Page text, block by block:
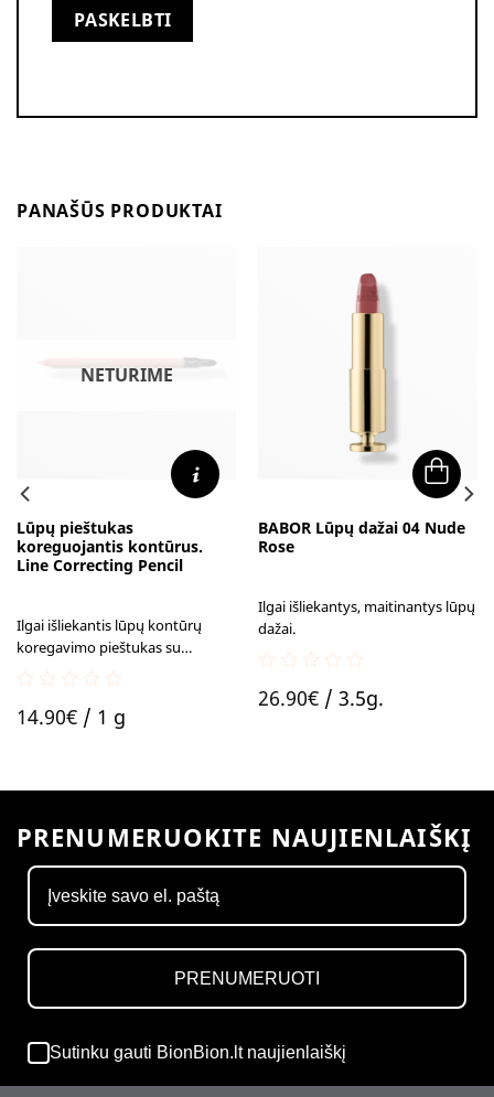
PANAŠŪS PRODUKTAI
NETURIME
Lūpų pieštukas
koreguojantis kontūrus.
Line Correcting Pencil
Ilgai išliekantis lūpų kontūrų
koregavimo pieštukas su
out
14.90€/ 1 g
BABOR Lūpų dažai 04 Nude
Rose
Ilgai išliekantys, maitinantys lūpų
dažai.
out
26.90€/ 3.5g.
PRENUMERUOKITE NAUJIENLAIŠKĮ
PRENUMERUOTI
Sutinku gauti BionBion.lt naujienlaiškį